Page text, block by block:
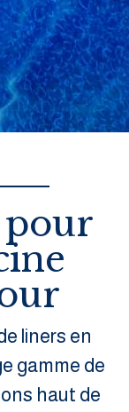
pour
liners en
gamme de
haut de